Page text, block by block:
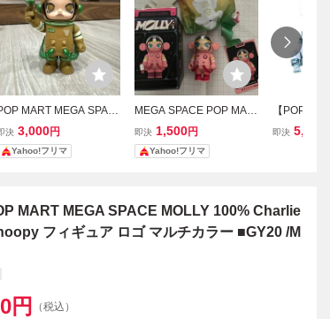
MART MEGA SPAC
MOLLY 100% シリーズ
Ted
決 3,000円
Yahoo!フリマ
MEGA SPACE POP MAR
T MOLLY フィギュア 桃
子2026
即決 1,500円
Yahoo!フリマ
【POP
ア】MEGA
即決 5,080
MART MEGA SPACE MOLLY 100% Charlie
フィギュア ロゴ マルチカラー ■GY20 /M
円 （税込）